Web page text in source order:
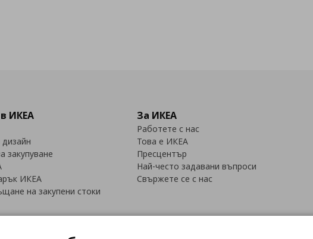
ИКЕА
закупуване
ИКЕА
на закупени стоки
За ИКЕА
Работете с нас
Това е ИКЕА
Пресцентър
Най-често задавани въпроси
Свържете се с нас